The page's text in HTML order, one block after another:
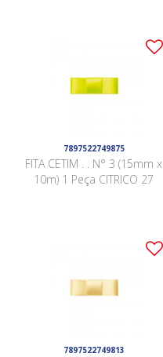
7897522749875
FITA CETIM . . N° 3 (15mm x
10m) 1 Peça CITRICO 27
7897522749813